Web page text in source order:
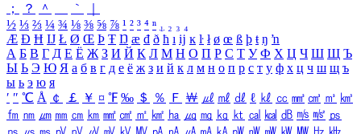
；
？ ＾ ｀
½ ⅓ ⅔ ¼ ¾ ⅛ ⅜ ⅝ ⅞ ¹ ² ³ ⁴ ⁿ ₁ ₂ ₃ ₄
Æ Ð Ħ Ĳ Ł Ø Œ Þ Ŧ Ŋ æ đ ð ħ ı ĳ ĸ ŀ ł ø œ ß þ ŧ ŋ ŉ
А Б В Г Д Е Ё Ж З И Й К Л М Н О П Р С Т У Ф Х Ц Ч Ш Щ Ъ
Ы Ь Э Ю Я а б в г д е ё ж з и й к л м н о п р с т у ф х ц ч ш щ ъ
ы ь э ю я
′ ″ ℃ Å ￠ ￡ ￥ ¤ ℉ ‰ ＄ ％ Ｆ ￦ ㎕ ㎖ ㎗ ℓ ㎘ ㏄ ㎣ ㎤ ㎥ ㎦
㎙ ㎚ ㎛ ㎜ ㎝ ㎞ ㎟ ㎠ ㎡ ㎢ ㏊ ㎍ ㎎ ㎏ ㏏ ㎈ ㎉ ㏈ ㎧ ㎨ ㎰